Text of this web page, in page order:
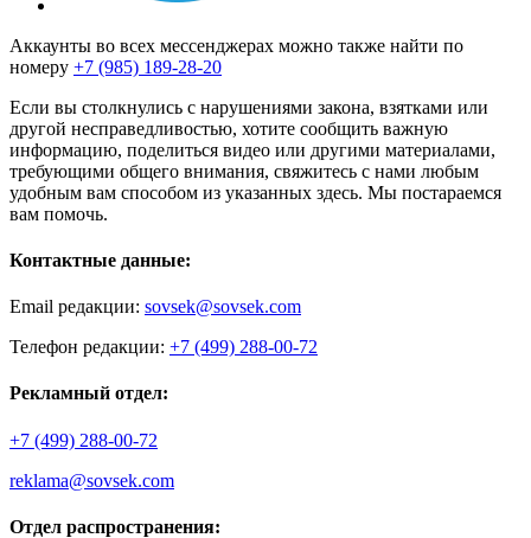
Аккаунты во всех мессенджерах можно также найти по
номеру +7 (985) 189-28-20
Если вы столкнулись с нарушениями закона, взятками или
другой несправедливостью, хотите сообщить важную
информацию, поделиться видео или другими материалами,
требующими общего внимания, свяжитесь с нами любым
удобным вам способом из указанных здесь. Мы постараемся
вам помочь.
Контактные данные:
Email редакции: sovsek@sovsek.com
Телефон редакции: +7 (499) 288-00-72
Рекламный отдел:
+7 (499) 288-00-72
reklama@sovsek.com
Отдел распространения: